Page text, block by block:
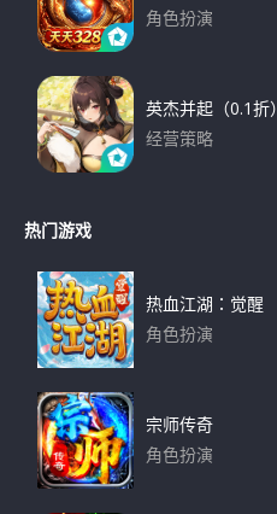
角色扮演
英杰并起（0.1折）
经营策略
热门游戏
热血江湖：觉醒
角色扮演
宗师传奇
角色扮演